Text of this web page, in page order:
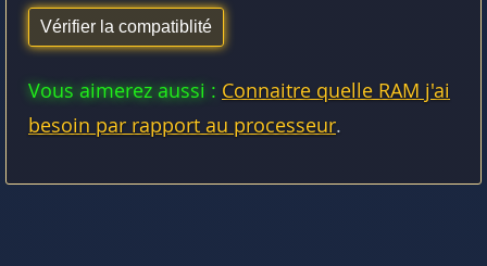
Vous aimerez aussi : Connaitre quelle RAM j'ai
besoin par rapport au processeur.